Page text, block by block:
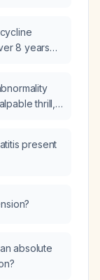
8 years
thrill,
present
absolute